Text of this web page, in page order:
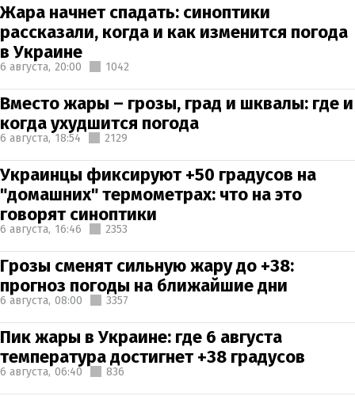
Жара начнет спадать: синоптики
рассказали, когда и как изменится погода
в Украине
6 августа, 20:00 1042
Вместо жары – грозы, град и шквалы: где и
когда ухудшится погода
6 августа, 18:54 2129
Украинцы фиксируют +50 градусов на
"домашних" термометрах: что на это
говорят синоптики
6 августа, 16:46 2353
Грозы сменят сильную жару до +38:
прогноз погоды на ближайшие дни
6 августа, 08:00 3357
Пик жары в Украине: где 6 августа
температура достигнет +38 градусов
6 августа, 06:40 836